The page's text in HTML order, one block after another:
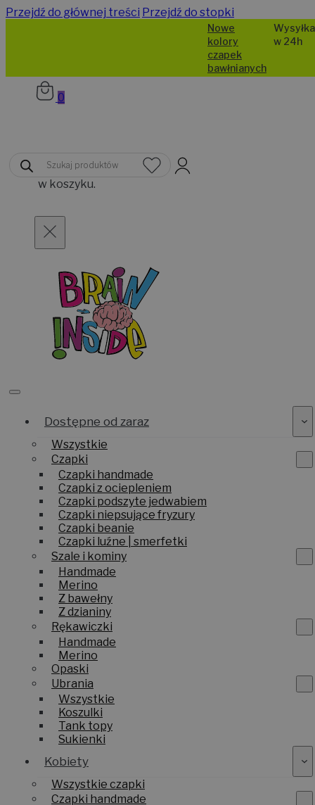
Przejdź do głównej treści Przejdź do stopki
Nowe
kolory
czapek
bawłnianych
Wysyłka
w 24h
…
Wyszukiwarka
produktów
Brak
produktów
Wszystkie
Czapki
Czapki handmade
Czapki z ociepleniem
Czapki podszyte jedwabiem
Czapki niepsujące fryzury
Czapki beanie
Czapki luźne | smerfetki
Szale i kominy
Handmade
Merino
Z bawełny
Z dzianiny
Rękawiczki
Handmade
Merino
Opaski
Ubrania
Wszystkie
Koszulki
Tank topy
Wszystkie czapki